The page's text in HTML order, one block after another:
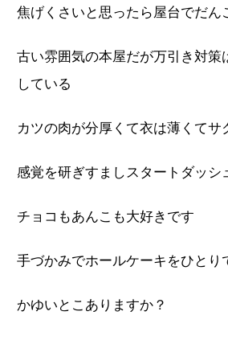
焦げくさいと思ったら屋台でだん
古い雰囲気の本屋だが万引き対策
している
カツの肉が分厚くて衣は薄くてサ
感覚を研ぎすましスタートダッシ
チョコもあんこも大好きです
手づかみでホールケーキをひとり
かゆいとこありますか？